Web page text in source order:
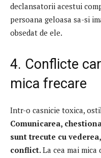
declansatorii acestui
persoana geloasa sa-si
obsedat de ele.
4. Conflicte
mica frecare
Intr-o casnicie toxica,
Comunicarea,
sunt trecute cu
conflict.La cea mai